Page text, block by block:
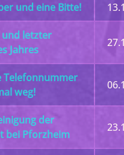
und eine Bitte!
und letzter
Jahres
Telefonnummer
weg!
der
bei Pforzheim